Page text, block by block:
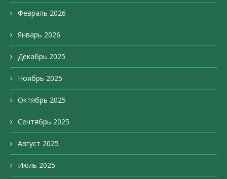
Февраль 2026
Январь 2026
Декабрь 2025
Ноябрь 2025
Октябрь 2025
Сентябрь 2025
Август 2025
Июль 2025